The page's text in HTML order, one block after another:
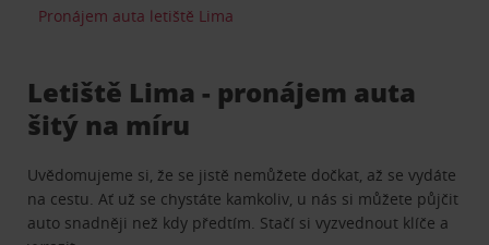
Pronájem auta letiště Lima
Letiště Lima - pronájem auta
šitý na míru
Uvědomujeme si, že se jistě nemůžete dočkat, až se vydáte
na cestu. Ať už se chystáte kamkoliv, u nás si můžete půjčit
auto snadněji než kdy předtím. Stačí si vyzvednout klíče a